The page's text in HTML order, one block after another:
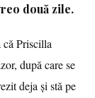
două zile.
că Priscilla
după care se
deja și stă pe